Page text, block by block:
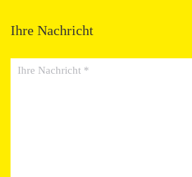
Ihre Nachricht
Ihre Nachricht